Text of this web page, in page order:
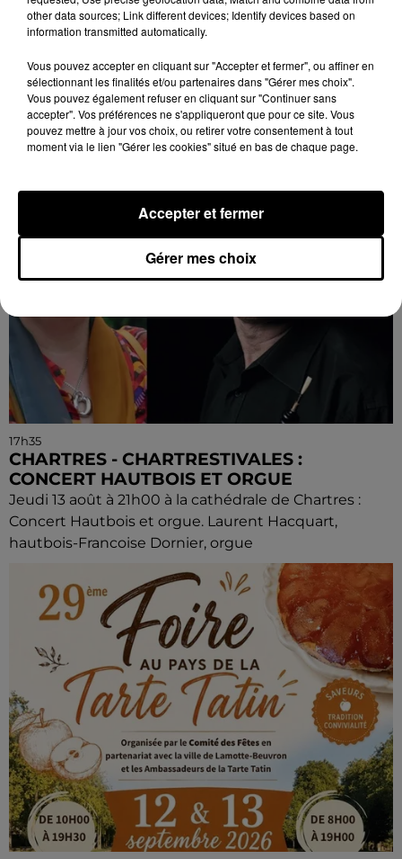
COINCES (45) - VIDE-GRENIERS
Dimanche 23 août de 6h30 à 18h00 à Coinces
(Loiret) : Vide-greniers.
17h35
CHARTRES - CHARTRESTIVALES :
CONCERT HAUTBOIS ET ORGUE
Jeudi 13 août à 21h00 à la cathédrale de Chartres :
Concert Hautbois et orgue. Laurent Hacquart,
hautbois-Francoise Dornier, orgue
other data sources; Link different devices; Identify devices based on
information transmitted automatically.
Vous pouvez accepter en cliquant sur "Accepter et fermer", ou affiner en
sélectionnant les finalités et/ou partenaires dans "Gérer mes choix".
Vous pouvez également refuser en cliquant sur "Continuer sans
accepter". Vos préférences ne s'appliqueront que pour ce site. Vous
pouvez mettre à jour vos choix, ou retirer votre consentement à tout
moment via le lien "Gérer les cookies" situé en bas de chaque page.
Gérer mes choix
Accepter et fermer